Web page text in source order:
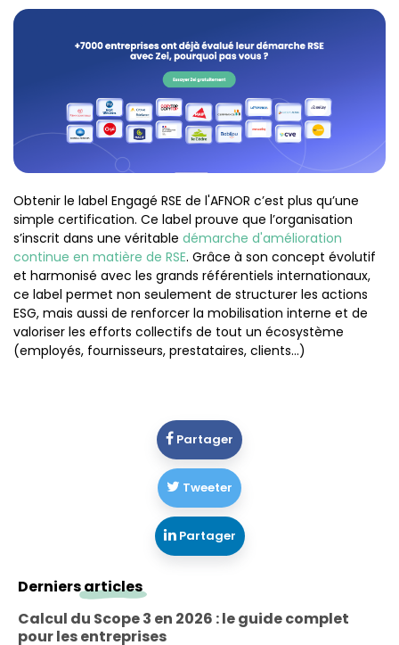
Obtenir le label Engagé RSE de l'AFNOR c’est plus qu’une
simple certification. Ce label prouve que l’organisation
s’inscrit dans une véritable démarche d'amélioration
continue en matière de RSE. Grâce à son concept évolutif
et harmonisé avec les grands référentiels internationaux,
ce label permet non seulement de structurer les actions
ESG, mais aussi de renforcer la mobilisation interne et de
valoriser les efforts collectifs de tout un écosystème
(employés, fournisseurs, prestataires, clients…)
Partager
Tweeter
Partager
Derniersarticles
Calcul du Scope 3 en 2026 : le guide complet
pour les entreprises